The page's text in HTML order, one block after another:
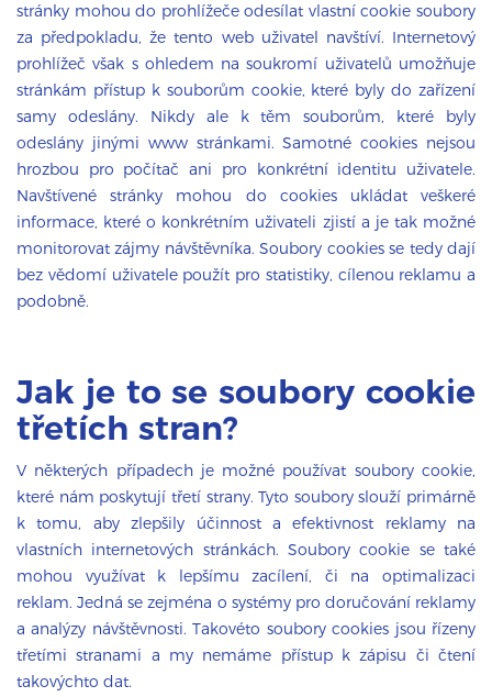
stránky mohou do prohlížeče odesílat vlastní cookie soubory
za předpokladu, že tento web uživatel navštíví. Internetový
prohlížeč však s ohledem na soukromí uživatelů umožňuje
stránkám přístup k souborům cookie, které byly do zařízení
samy odeslány. Nikdy ale k těm souborům, které byly
odeslány jinými www stránkami. Samotné cookies nejsou
hrozbou pro počítač ani pro konkrétní identitu uživatele.
Navštívené stránky mohou do cookies ukládat veškeré
informace, které o konkrétním uživateli zjistí a je tak možné
monitorovat zájmy návštěvníka. Soubory cookies se tedy dají
bez vědomí uživatele použít pro statistiky, cílenou reklamu a
podobně.
Jak je to se soubory cookie
třetích stran?
V některých případech je možné používat soubory cookie,
které nám poskytují třetí strany. Tyto soubory slouží primárně
k tomu, aby zlepšily účinnost a efektivnost reklamy na
vlastních internetových stránkách. Soubory cookie se také
mohou využívat k lepšímu zacílení, či na optimalizaci
reklam. Jedná se zejména o systémy pro doručování reklamy
a analýzy návštěvnosti. Takovéto soubory cookies jsou řízeny
třetími stranami a my nemáme přístup k zápisu či čtení
takovýchto dat.